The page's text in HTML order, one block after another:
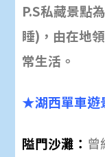
P.S私藏景點
睡)，由在地
常生活。
★湖西單車遊
隘門沙灘： 曾